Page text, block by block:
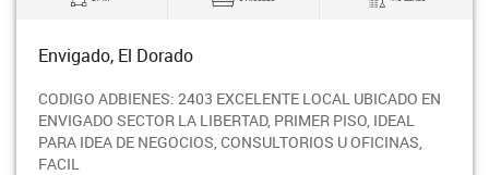
Envigado, El Dorado
CODIGO ADBIENES: 2403 EXCELENTE LOCAL UBICADO EN
ENVIGADO SECTOR LA LIBERTAD, PRIMER PISO, IDEAL
PARA IDEA DE NEGOCIOS, CONSULTORIOS U OFICINAS,
FACIL